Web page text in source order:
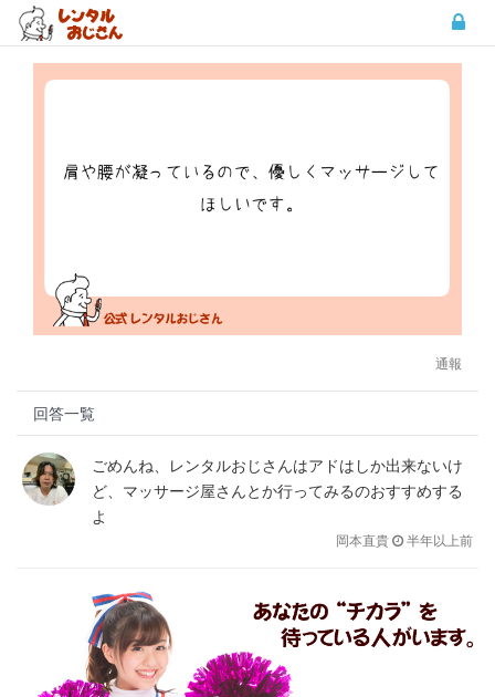
通報
回答一覧
ごめんね、レンタルおじさんはアドはしか出来ないけ
ど、マッサージ屋さんとか行ってみるのおすすめする
よ
岡本直貴 半年以上前